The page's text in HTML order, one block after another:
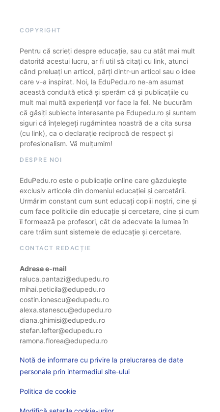
COPYRIGHT
Pentru că scrieți despre educație, sau cu atât mai mult
datorită acestui lucru, ar fi util să citați cu link, atunci
când preluați un articol, părți dintr-un articol sau o idee
care v-a inspirat. Noi, la EduPedu.ro ne-am asumat
această conduită etică și sperăm că și publicațiile cu
mult mai multă experiență vor face la fel. Ne bucurăm
că găsiți subiecte interesante pe Edupedu.ro și suntem
siguri că înțelegeți rugămintea noastră de a cita sursa
(cu link), ca o declarație reciprocă de respect și
profesionalism. Vă mulțumim!
DESPRE NOI
EduPedu.ro este o publicație online care găzduiește
exclusiv articole din domeniul educației și cercetării.
Urmărim constant cum sunt educați copiii noștri, cine și
cum face politicile din educație și cercetare, cine și cum
îi formează pe profesori, cât de adecvate la lumea în
care trăim sunt sistemele de educație și cercetare.
CONTACT REDACȚIE
Adrese e-mail
raluca.pantazi@edupedu.ro
mihai.peticila@edupedu.ro
costin.ionescu@edupedu.ro
alexa.stanescu@edupedu.ro
diana.ghimisi@edupedu.ro
stefan.lefter@edupedu.ro
ramona.florea@edupedu.ro
Notă de informare cu privire la prelucrarea de date
personale prin intermediul site-ului
Politica de cookie